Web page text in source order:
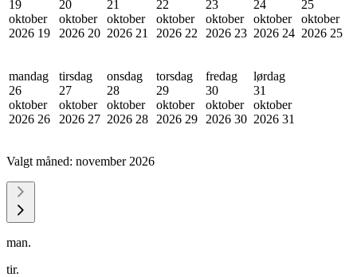
19
oktober
2026 19
20
oktober
2026 20
21
oktober
2026 21
22
oktober
2026 22
23
oktober
2026 23
24
oktober
2026 24
25
oktober
2026 25
mandag
26
oktober
2026 26
tirsdag
27
oktober
2026 27
onsdag
28
oktober
2026 28
torsdag
29
oktober
2026 29
fredag
30
oktober
2026 30
lørdag
31
oktober
2026 31
Valgt måned: november 2026
man.
tir.